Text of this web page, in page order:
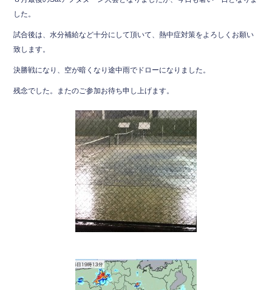
した。
試合後は、水分補給など十分にして頂いて、熱中症対策をよろしくお願い
致します。
決勝戦になり、空が暗くなり途中雨でドローになりました。
残念でした。またのご参加お待ち申し上げます。